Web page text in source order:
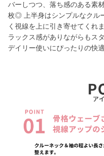
バーしつつ、落ち感のある素
枚◎ 上半身はシンプルなクル
く視線を上に引き寄せてくれ
ラックス感がありながらもス
デイリー使いにぴったりの快